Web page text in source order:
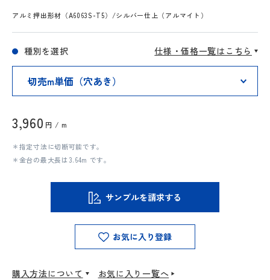
アルミ押出形材（A6063S-T5）/シルバー仕上（アルマイト）
仕様・価格一覧はこちら
種別を選択
3,960 円 / m
＊指定寸法に切断可能です。
＊金台の最大長は3.64m です。
サンプルを請求する
お気に入り登録
購入方法について お気に入り一覧へ